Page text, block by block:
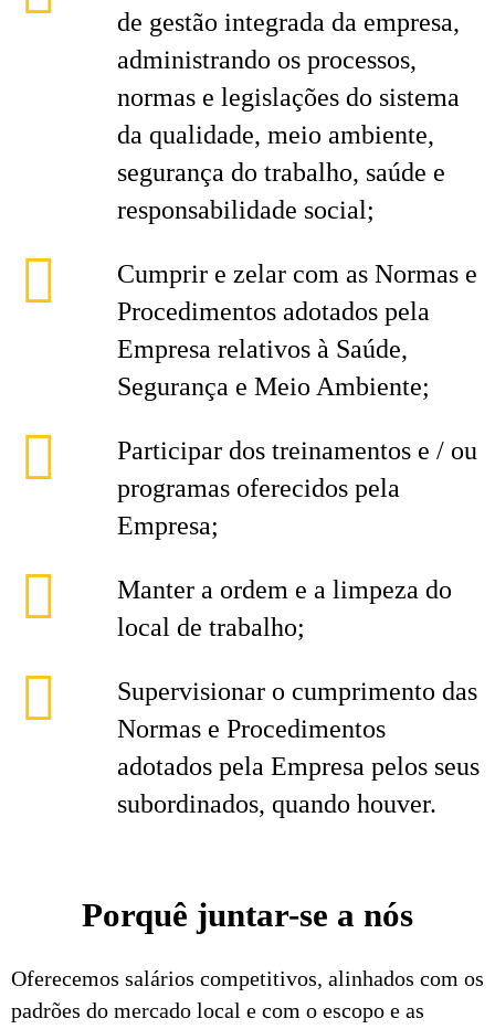
de gestão integrada da empresa,
administrando os processos,
normas e legislações do sistema
da qualidade, meio ambiente,
segurança do trabalho, saúde e
responsabilidade social;
Cumprir e zelar com as Normas e
Procedimentos adotados pela
Empresa relativos à Saúde,
Segurança e Meio Ambiente;
Participar dos treinamentos e / ou
programas oferecidos pela
Empresa;
Manter a ordem e a limpeza do
local de trabalho;
Supervisionar o cumprimento das
Normas e Procedimentos
adotados pela Empresa pelos seus
subordinados, quando houver.
Porquê juntar-se a nós
Oferecemos salários competitivos, alinhados com os
padrões do mercado local e com o escopo e as